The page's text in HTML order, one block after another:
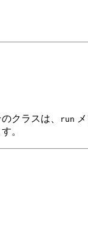
クラスは、 run
。